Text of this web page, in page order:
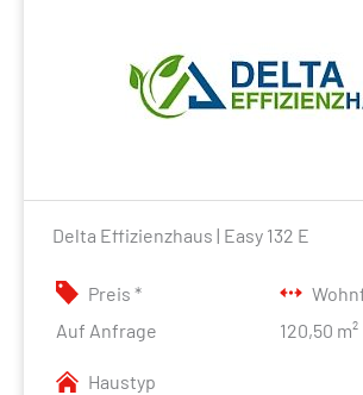
Delta Effizienzhaus | Easy 132 E
Preis *
Auf Anfrage
120,50 m²
Haustyp